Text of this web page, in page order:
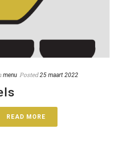
menu Posted 25 maart 2022
READ MORE